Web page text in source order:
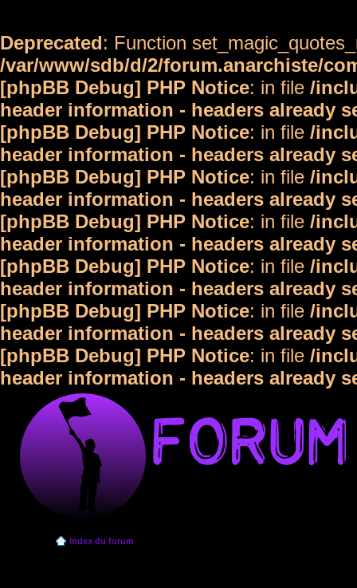
Deprecated: Function
/var/www/sdb/d/2/forum.anarchiste/
[phpBB Debug] PHP Notice: in file /
header information - headers already
[phpBB Debug] PHP Notice: in file /
header information - headers already
[phpBB Debug] PHP Notice: in file /
header information - headers already
[phpBB Debug] PHP Notice: in file /
header information - headers already
[phpBB Debug] PHP Notice: in file /
header information - headers already
[phpBB Debug] PHP Notice: in file /
header information - headers already
[phpBB Debug] PHP Notice: in file /
header information - headers already
Index du forum